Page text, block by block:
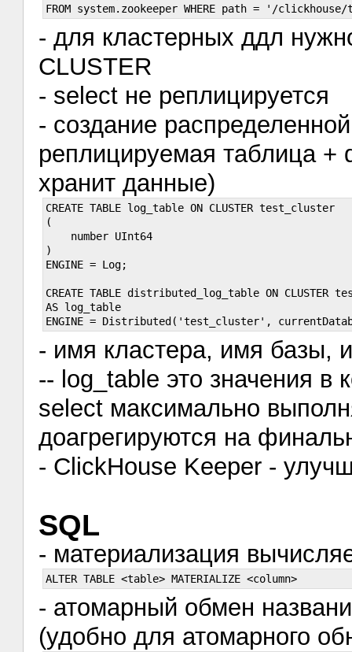
- для кластерных ддл
CLUSTER
- select не реплицируется
- создание
реплицируемая таблица +
хранит данные)
CREATE TABLE log_table ON CLUSTER test_cluster
(
    number UInt64
)
ENGINE = Log;
CREATE TABLE distributed_log_table ON CLUSTER
AS log_table
- имя кластера, имя базы,
-- log_table это значения в
select максимально
доагрегируются на
- ClickHouse Keeper -
SQL
- материализация
- атомарный обмен
(удобно для атомарного